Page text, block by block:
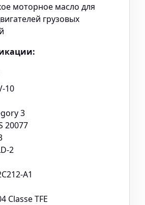
моторное масло для
грузовых
10
3
20077
2
A1
Classe TFE